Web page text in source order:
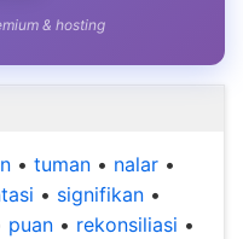
& hosting
• tuman • nalar •
• signifikan •
puan • rekonsiliasi •